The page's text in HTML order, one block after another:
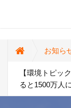
お知ら
【環境トピッ
ると1500万人